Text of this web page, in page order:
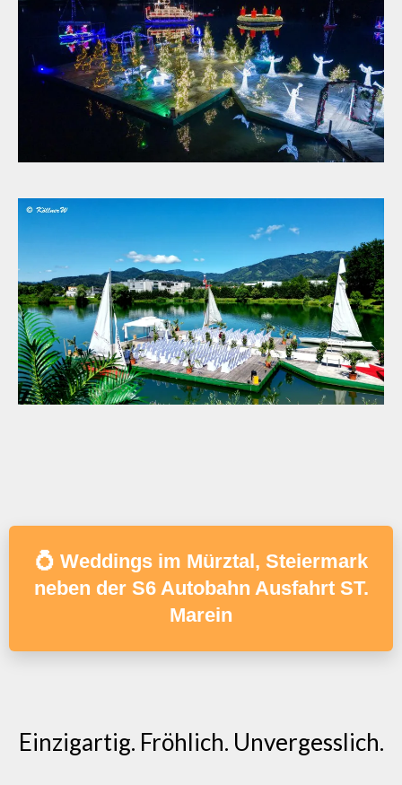
💍 Weddings im Mürztal, Steiermark
neben der S6 Autobahn Ausfahrt ST.
Marein
Einzigartig. Fröhlich. Unvergesslich.